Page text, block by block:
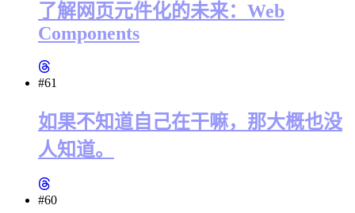
了解网页元件化的未来：Web
Components
#61
如果不知道自己在干嘛，那大概也没
人知道。
#60